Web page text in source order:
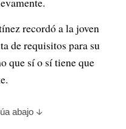
recordó a la joven
de requisitos para su
que sí o sí tiene que
abajo